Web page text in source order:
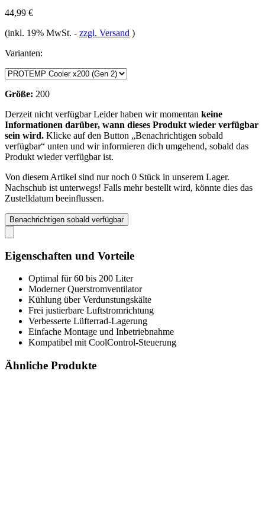
44,99 €
(inkl. 19% MwSt. - zzgl. Versand )
Varianten:
Größe: 200
Derzeit nicht verfügbarLeider haben wir momentan keine
Informationen darüber, wann dieses Produkt wieder verfügbar
sein wird. Klicke auf den Button „Benachrichtigen sobald
verfügbar“ unten und wir informieren dich umgehend, sobald das
Produkt wieder verfügbar ist.
Von diesem Artikel sind nur noch 0 Stück in unserem Lager.
Nachschub ist unterwegs! Falls mehr bestellt wird, könnte dies das
Zustelldatum beeinflussen.
Benachrichtigen sobald verfügbar
Eigenschaften und Vorteile
Optimal für 60 bis 200 Liter
Moderner Querstromventilator
Kühlung über Verdunstungskälte
Frei justierbare Luftstromrichtung
Verbesserte Lüfterrad-Lagerung
Einfache Montage und Inbetriebnahme
Kompatibel mit CoolControl-Steuerung
Ähnliche Produkte